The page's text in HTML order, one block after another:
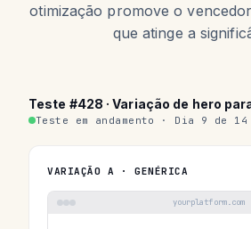
otimização promove o
que atinge a
Teste #428 · Variação de hero
Teste em andamento · Dia 9 de 14
VARIAÇÃO A · GENÉRICA
yourplatform.com